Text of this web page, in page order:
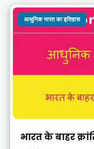
आधुनिक भारत का इतिहास
भारत के बाहर